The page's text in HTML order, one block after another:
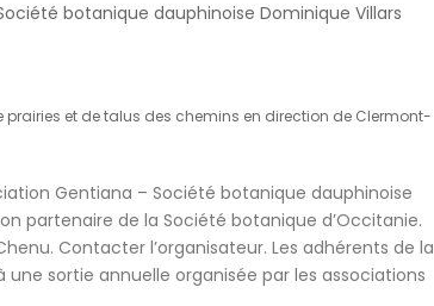
botanique dauphinoise Dominique Villars
prairies et de talus des chemins en direction de Clermont-
Gentiana – Société botanique dauphinoise
partenaire de la Société botanique d’Occitanie.
Contacter l’organisateur. Les adhérents de la
sortie annuelle organisée par les associations